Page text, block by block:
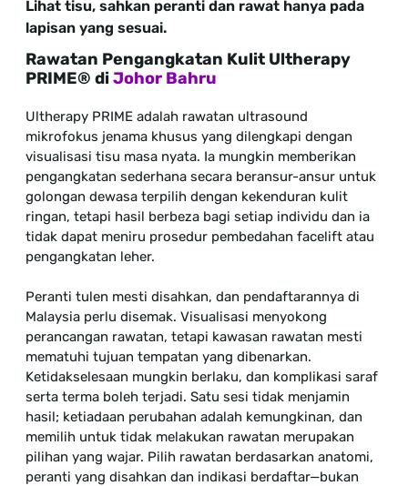
Lihat tisu, sahkan peranti dan rawat hanya pada
lapisan yang sesuai.
Rawatan Pengangkatan Kulit Ultherapy
PRIME® diJohor Bahru
Ultherapy PRIME adalah rawatan ultrasound
mikrofokus jenama khusus yang dilengkapi dengan
visualisasi tisu masa nyata. Ia mungkin memberikan
pengangkatan sederhana secara beransur-ansur untuk
golongan dewasa terpilih dengan kekenduran kulit
ringan, tetapi hasil berbeza bagi setiap individu dan ia
tidak dapat meniru prosedur pembedahan facelift atau
pengangkatan leher.
Peranti tulen mesti disahkan, dan pendaftarannya di
Malaysia perlu disemak. Visualisasi menyokong
perancangan rawatan, tetapi kawasan rawatan mesti
mematuhi tujuan tempatan yang dibenarkan.
Ketidakselesaan mungkin berlaku, dan komplikasi saraf
serta terma boleh terjadi. Satu sesi tidak menjamin
hasil; ketiadaan perubahan adalah kemungkinan, dan
memilih untuk tidak melakukan rawatan merupakan
pilihan yang wajar. Pilih rawatan berdasarkan anatomi,
peranti yang disahkan dan indikasi berdaftar—bukan